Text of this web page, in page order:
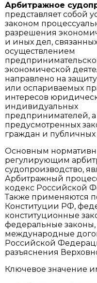
Арбитражное
представляет собой
законом
разрешения
и иных дел,
осуществлением
экономической
направлено на
или оспариваемых
интересов
индивидуальных
предпринимателей, а
предусмотренных
граждан и публичных
Основным
регулирующим
судопроизводство,
Арбитражный
кодекс Российской
Также применяются
Конституции РФ,
конституционные
федеральные законы,
международные
Российской
разъяснения
Ключевое значение